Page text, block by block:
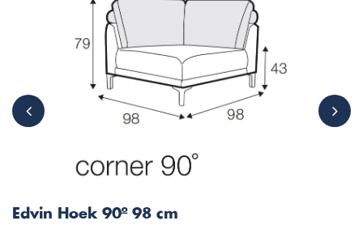
Edvin Hoek 90º 98 cm